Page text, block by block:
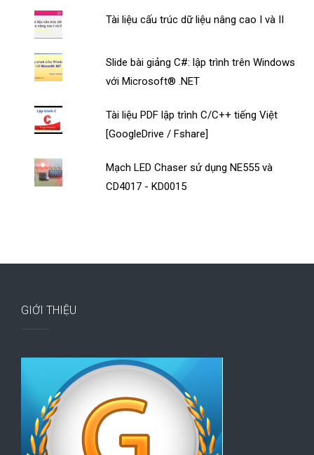
Tài liệu cấu trúc dữ liệu nâng cao I và II
Slide bài giảng C#: lập trình trên Windows
với Microsoft® .NET
Tài liệu PDF lập trình C/C++ tiếng Việt
[GoogleDrive / Fshare]
Mạch LED Chaser sử dụng NE555 và
CD4017 - KD0015
GIỚI THIỆU